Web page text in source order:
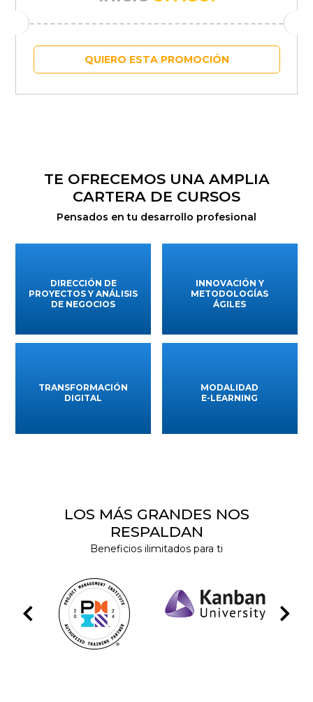
QUIERO ESTA PROMOCIÓN
TE OFRECEMOS UNA AMPLIA
CARTERA DE CURSOS
Pensados en tu desarrollo profesional
DIRECCIÓN DE
PROYECTOS Y ANÁLISIS
DE NEGOCIOS
INNOVACIÓN Y
METODOLOGÍAS
ÁGILES
TRANSFORMACIÓN
DIGITAL
MODALIDAD
E-LEARNING
LOS MÁS GRANDES NOS
RESPALDAN
Beneficios ilimitados para ti